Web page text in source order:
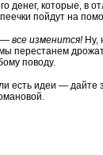
денег, которые, в
пойдут на
— все изменится! Ну,
перестанем
поводу.
есть идеи — дайте